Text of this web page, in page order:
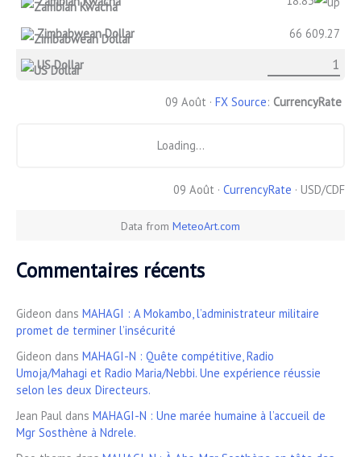
Zimbabwean Dollar 66 609.27
US Dollar
09 Août · FX Source: CurrencyRate
Loading...
09 Août · CurrencyRate · USD/CDF
Data from MeteoArt.com
Commentaires récents
Gideon dans MAHAGI : A Mokambo, l’administrateur militaire
promet de terminer l’insécurité
Gideon dans MAHAGI-N : Quête compétitive, Radio
Umoja/Mahagi et Radio Maria/Nebbi. Une expérience réussie
selon les deux Directeurs.
Jean Paul dans MAHAGI-N : Une marée humaine à l’accueil de
Mgr Sosthène à Ndrele.